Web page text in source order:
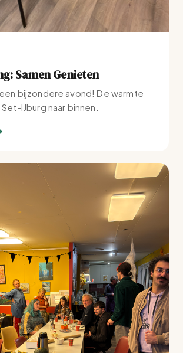
Samen Genieten
bijzondere avond! De warmte
IJburg naar binnen.